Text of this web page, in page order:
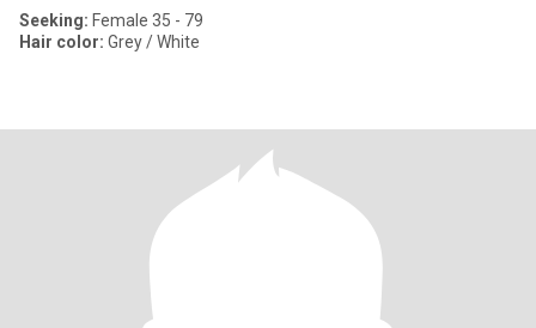
Seeking: Female 35 - 79
Hair color: Grey / White